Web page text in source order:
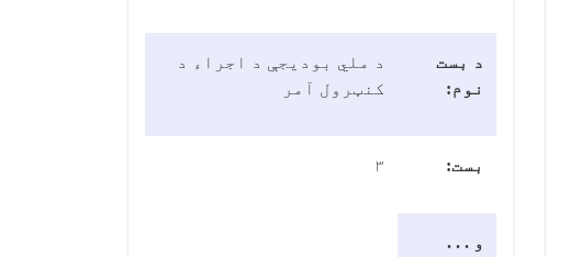
د بست
نوم:
د ملي بودیجې د اجراء د
کنټرول آمر
بست: ۳
و . . .